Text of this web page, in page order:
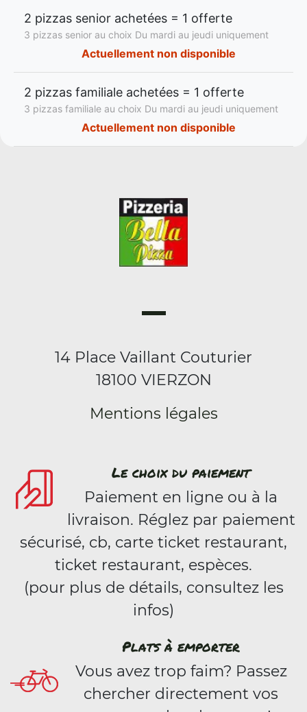
2 pizzas senior achetées = 1 offerte
3 pizzas senior au choix Du mardi au jeudi uniquement
Actuellement non disponible
2 pizzas familiale achetées = 1 offerte
3 pizzas familiale au choix Du mardi au jeudi uniquement
Actuellement non disponible
14 Place Vaillant Couturier
18100 VIERZON
Mentions légales
Le choix du paiement
Paiement en ligne ou à la
livraison. Réglez par paiement
sécurisé, cb, carte ticket restaurant,
ticket restaurant, espèces.
(pour plus de détails, consultez les
infos)
Plats à emporter
Vous avez trop faim? Passez
chercher directement vos